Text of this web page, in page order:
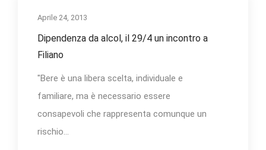
Aprile 24, 2013
Dipendenza da alcol, il 29/4 un incontro a
Filiano
"Bere è una libera scelta, individuale e
familiare, ma è necessario essere
consapevoli che rappresenta comunque un
rischio...